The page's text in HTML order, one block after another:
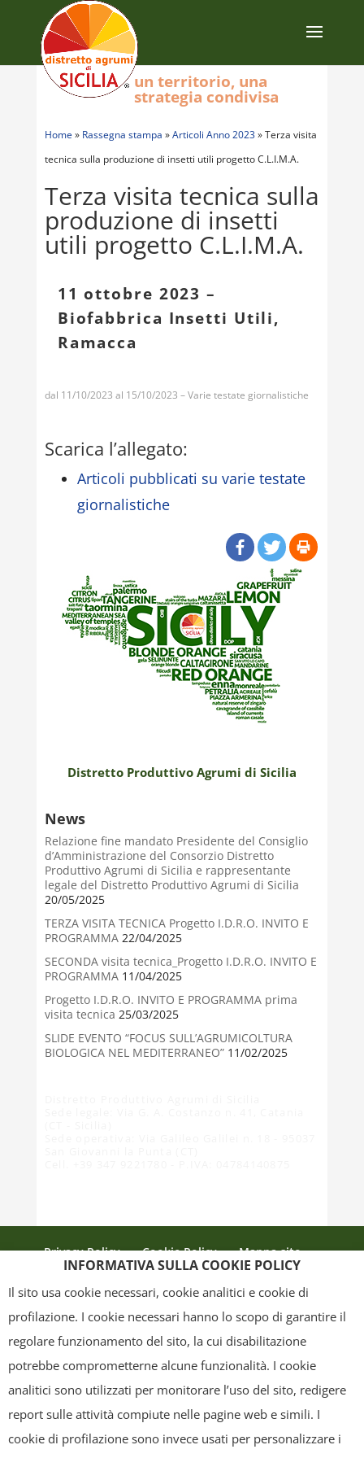
Home » Rassegna stampa »Articoli Anno 2023»Terza visita
tecnica sulla produzione di insetti utili progetto C.L.I.M.A.
Terza visita tecnica sulla
produzione di insetti
utili progetto C.L.I.M.A.
11 ottobre 2023 –
Biofabbrica Insetti Utili,
Ramacca
dal 11/10/2023 al 15/10/2023 – Varie testate giornalistiche
Scarica l’allegato:
Articoli pubblicati su varie testate
giornalistiche
Distretto Produttivo Agrumi di Sicilia
un territorio, una
strategia condivisa
News
Relazione fine mandato Presidente del Consiglio
d’Amministrazione del Consorzio Distretto
Produttivo Agrumi di Sicilia e rappresentante
legale del Distretto Produttivo Agrumi di Sicilia
20/05/2025
TERZA VISITA TECNICA Progetto I.D.R.O. INVITO E
PROGRAMMA22/04/2025
SECONDA visita tecnica_Progetto I.D.R.O. INVITO E
PROGRAMMA11/04/2025
Progetto I.D.R.O. INVITO E PROGRAMMA prima
visita tecnica 25/03/2025
SLIDE EVENTO “FOCUS SULL’AGRUMICOLTURA
BIOLOGICA NEL MEDITERRANEO”11/02/2025
Privacy Policy Cookie Policy
Mappa sito
grafica ed il layout) sono di proprietà del "Distretto Produttivo Agrumi di
Sicilia" e tutelati dal diritto d’autore. È pertanto vietato copiarli,
pubblicarli, riscriverli, commercializzarli, distribuirli, anche soltanto in
parte. Tutti i documenti presenti su questo sito, disponibili gratuitamente
INFORMATIVA SULLA COOKIE POLICY
Il sito usa cookie necessari, cookie analitici e cookie di
profilazione. I cookie necessari hanno lo scopo di garantire il
regolare funzionamento del sito, la cui disabilitazione
potrebbe comprometterne alcune funzionalità. I cookie
analitici sono utilizzati per monitorare l’uso del sito, redigere
report sulle attività compiute nelle pagine web e simili. I
cookie di profilazione sono invece usati per personalizzare i